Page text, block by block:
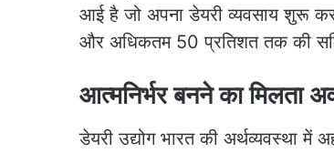
आई है जो अपना डेयरी व्यवसाय शुरू
और अधिकतम 50 प्रतिशत तक की
आत्मनिर्भर बनने का मिलता
डेयरी उद्योग भारत की अर्थव्यवस्था में